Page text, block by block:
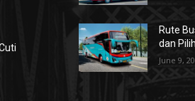
Rute
dan
June 9,